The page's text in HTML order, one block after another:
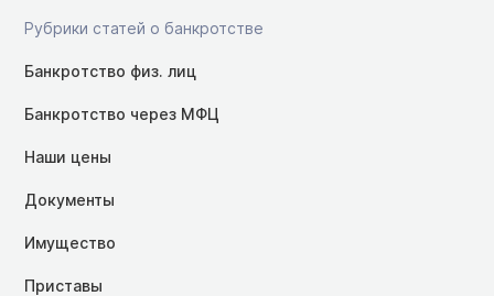
Рубрики статей о банкротстве
Банкротство физ. лиц
Банкротство через МФЦ
Наши цены
Документы
Имущество
Приставы